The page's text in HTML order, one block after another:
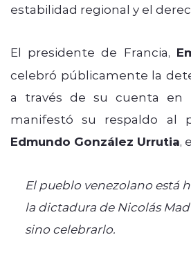
estabilidad regional y el
El presidente de Francia,
celebró públicamente la
a través de su cuenta en
manifestó su respaldo al
Edmundo González Urrutia,
El pueblo venezolano está
la dictadura de Nicolás
sino celebrarlo.